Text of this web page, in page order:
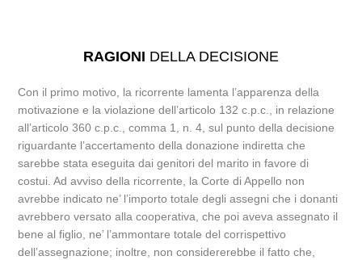
RAGIONI DELLA DECISIONE
Con il primo motivo, la ricorrente lamenta l’apparenza della
motivazione e la violazione dell’articolo 132 c.p.c., in relazione
all’articolo 360 c.p.c., comma 1, n. 4, sul punto della decisione
riguardante l’accertamento della donazione indiretta che
sarebbe stata eseguita dai genitori del marito in favore di
costui. Ad avviso della ricorrente, la Corte di Appello non
avrebbe indicato ne’ l’importo totale degli assegni che i donanti
avrebbero versato alla cooperativa, che poi aveva assegnato il
bene al figlio, ne’ l’ammontare totale del corrispettivo
dell’assegnazione; inoltre, non considererebbe il fatto che,